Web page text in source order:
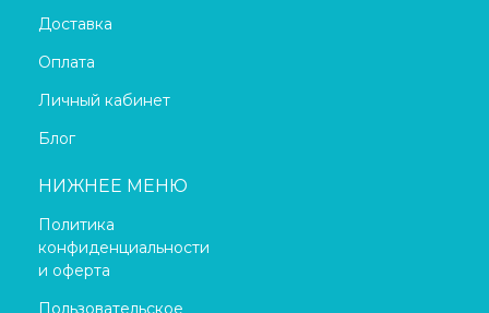
Доставка
Оплата
Личный кабинет
Блог
НИЖНЕЕ МЕНЮ
Политика
конфиденциальности
и оферта
Пользовательское